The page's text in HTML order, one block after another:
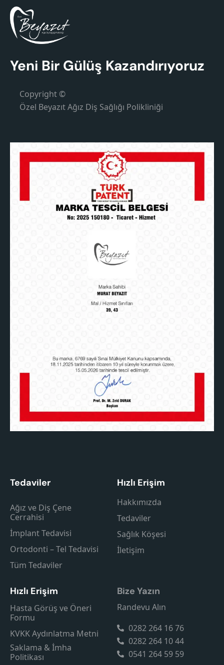
Yeni Bir Gülüş Kazandırıyoruz
Copyright ©
Özel Beyazıt Ağız Diş Sağlığı Polikliniği
Tedaviler
Ağız ve Diş Çene
Cerrahisi
İmplant Tedavisi
Ortodonti – Tel Tedavisi
Tüm Tedaviler
Hızlı Erişim
Hakkımızda
Tedaviler
Sağlık Köşesi
İletişim
Hızlı Erişim
Hasta Görüş ve Öneri
Formu
KVKK Aydınlatma Metni
Saklama & İmha
Politikası
Bize Yazın
Randevu Alın
0282 264 16 76
0282 264 10 44
0541 264 59 59